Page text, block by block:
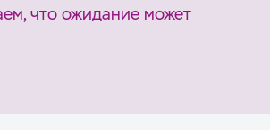
что ожидание может